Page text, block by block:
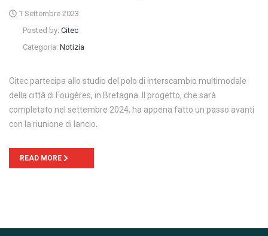
1 Settembre 2023
Posted by: Citec
Categoria: Notizia
Citec partecipa allo studio del polo di interscambio multimodale
della città di Fougères, in Bretagna. Il progetto, che sarà
completato nel settembre 2024, ha appena fatto un passo avanti
con la riunione di lancio.
READ MORE